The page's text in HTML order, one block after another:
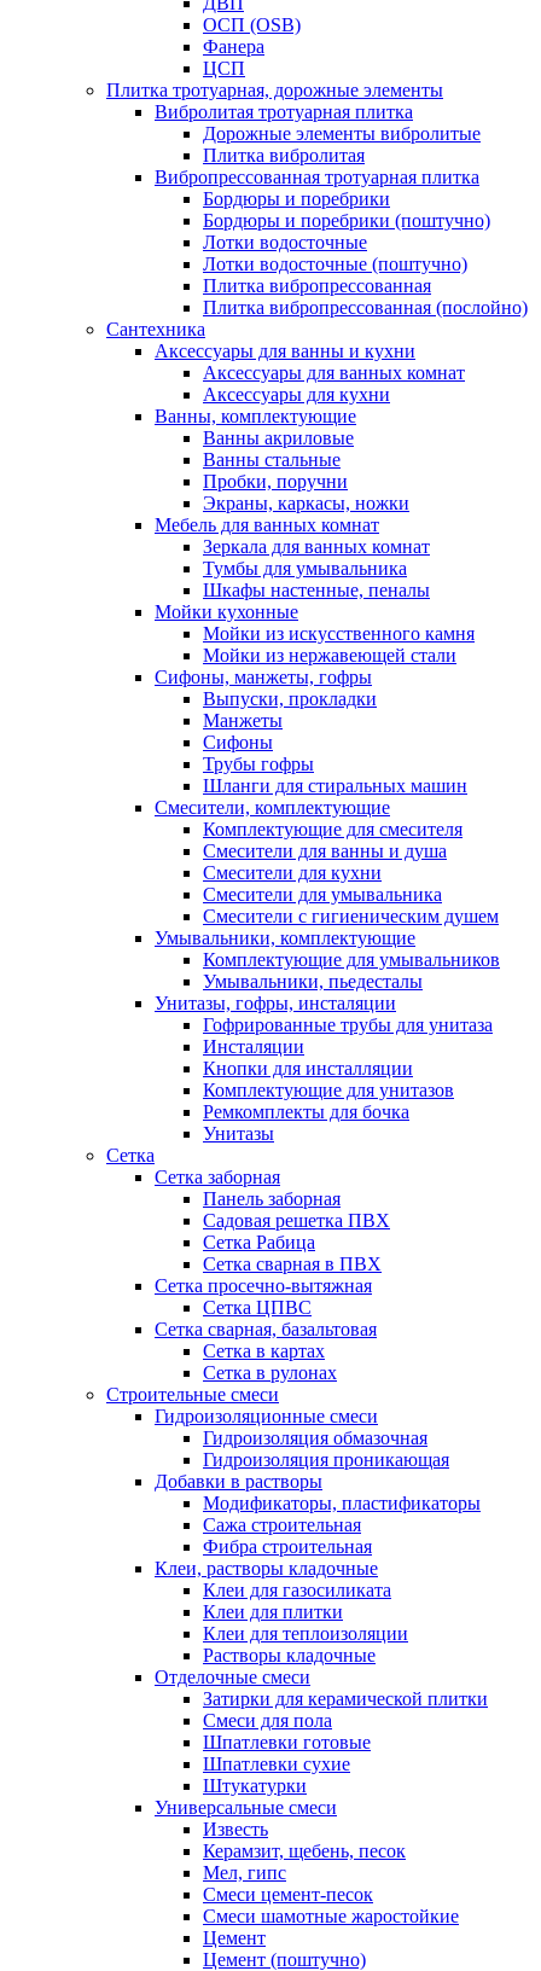
ОСП (OSB)
Фанера
ЦСП
Плитка тротуарная, дорожные элементы
Вибролитая тротуарная плитка
Дорожные элементы вибролитые
Плитка вибролитая
Вибропрессованная тротуарная плитка
Бордюры и поребрики
Бордюры и поребрики (поштучно)
Лотки водосточные
Лотки водосточные (поштучно)
Плитка вибропрессованная
Плитка вибропрессованная (послойно)
Сантехника
Аксессуары для ванны и кухни
Аксессуары для ванных комнат
Аксессуары для кухни
Ванны, комплектующие
Ванны акриловые
Ванны стальные
Пробки, поручни
Экраны, каркасы, ножки
Мебель для ванных комнат
Зеркала для ванных комнат
Тумбы для умывальника
Шкафы настенные, пеналы
Мойки кухонные
Мойки из искусственного камня
Мойки из нержавеющей стали
Сифоны, манжеты, гофры
Выпуски, прокладки
Манжеты
Сифоны
Трубы гофры
Шланги для стиральных машин
Смесители, комплектующие
Комплектующие для смесителя
Смесители для ванны и душа
Смесители для кухни
Смесители для умывальника
Смесители с гигиеническим душем
Умывальники, комплектующие
Комплектующие для умывальников
Умывальники, пьедесталы
Унитазы, гофры, инсталяции
Гофрированные трубы для унитаза
Инсталяции
Кнопки для инсталляции
Комплектующие для унитазов
Ремкомплекты для бочка
Унитазы
Сетка
Сетка заборная
Панель заборная
Садовая решетка ПВХ
Сетка Рабица
Сетка сварная в ПВХ
Сетка просечно-вытяжная
Сетка ЦПВС
Сетка сварная, базальтовая
Сетка в картах
Сетка в рулонах
Строительные смеси
Гидроизоляционные смеси
Гидроизоляция обмазочная
Гидроизоляция проникающая
Добавки в растворы
Модификаторы, пластификаторы
Сажа строительная
Фибра строительная
Клеи, растворы кладочные
Клеи для газосиликата
Клеи для плитки
Клеи для теплоизоляции
Растворы кладочные
Отделочные смеси
Затирки для керамической плитки
Смеси для пола
Шпатлевки готовые
Шпатлевки сухие
Штукатурки
Универсальные смеси
Известь
Керамзит, щебень, песок
Мел, гипс
Смеси цемент-песок
Смеси шамотные жаростойкие
Цемент
Цемент (поштучно)